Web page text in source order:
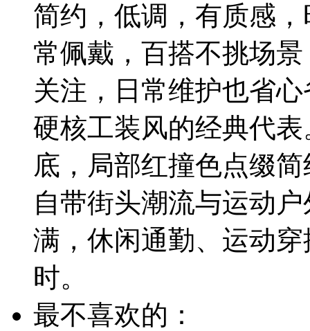
简约，低调，有质感
常佩戴，百搭不挑场
关注，日常维护也省
硬核工装风的经典代
底，局部红撞色点缀
自带街头潮流与运动
满，休闲通勤、运动
时。
最不喜欢的：